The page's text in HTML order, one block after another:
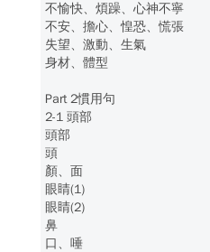
不愉快、煩躁、心神不寧
不安、擔心、惶恐、慌張
失望、激動、生氣
身材、體型
Part 2慣用句
2-1 頭部
頭部
頭
顏、面
眼睛(1)
眼睛(2)
鼻
口、唾